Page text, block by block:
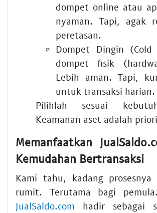
dompet online atau
nyaman. Tapi, agak
peretasan.
Dompet Dingin (Cold
dompet fisik
Lebih aman. Tapi,
untuk transaksi harian.
Pilihlah sesuai
Keamanan aset adalah
Memanfaatkan
Kemudahan Bertransaksi
Kami tahu, kadang
rumit. Terutama bagi
JualSaldo.com hadir sebagai